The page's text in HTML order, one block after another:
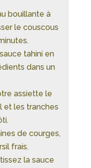
bouillante à
le couscous
tahini en
dans un
assiette le
et les tranches
de courges,
frais.
la sauce